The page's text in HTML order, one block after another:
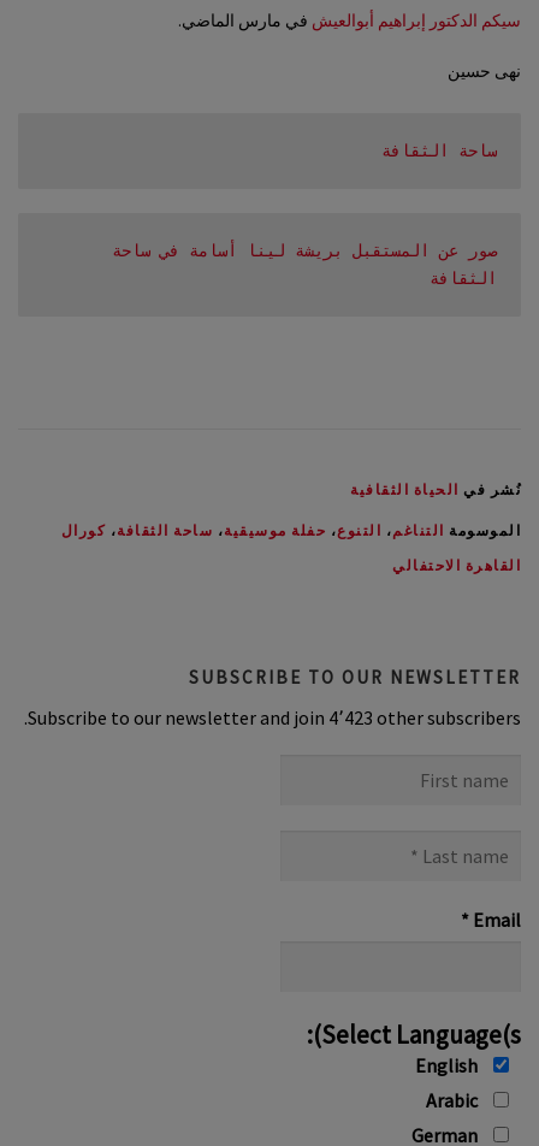
سيكم الدكتور إبراهيم أبوالعيش في مارس الماضي.
نهى حسين
ساحة الثقافة
الثقافة
نُشر في الحياة الثقافية
الموسومة التناغم، التنوع، حفلة موسيقية، ساحة الثقافة، كورال
القاهرة الاحتفالي
SUBSCRIBE TO OUR NEWSLETTER
Subscribe to our newsletter and join 4٬423 other subscribers.
name
name
Email
*
Select Language(s):
Arabic